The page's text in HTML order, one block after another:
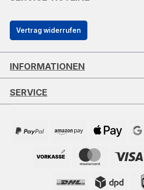
Vertrag widerrufen
INFORMATIONEN
SERVICE